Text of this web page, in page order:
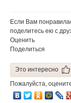
Если Вам
поделитесь ею с
Оценить
Поделиться
Это интересно
Пожалуйста,